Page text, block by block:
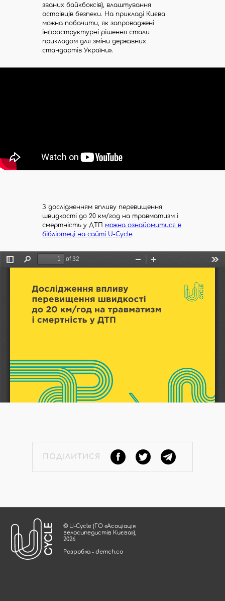
званих байкбоксів), влаштування
острівців безпеки. На прикладі Києва
можна побачити, як запроваджені
інфраструктурні рішення стали
прикладом для зміни державних
стандартів України».
З дослідженням впливу перевищення
швидкості до 20 км/год на травматизм і
смертність у ДТП можна ознайомитися в
бібліотеці на сайті U-Cycle.
ПОДІЛИТИСЯ
© U-Cycle (ГО «Асоціація
велосипедистів Києва»),
2026
Розробка - demch.co